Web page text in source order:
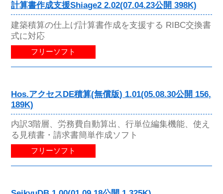
計算書作成支援Shiage2 2.02(07.04.23公開 398K)
建築積算の仕上げ計算書作成を支援する RIBC交換書
式に対応
フリーソフト
Hos.アクセスDE積算(無償版) 1.01(05.08.30公開 156,
189K)
内訳3階層、労務費自動算出、行単位編集機能、使え
る見積書・請求書簡単作成ソフト
フリーソフト